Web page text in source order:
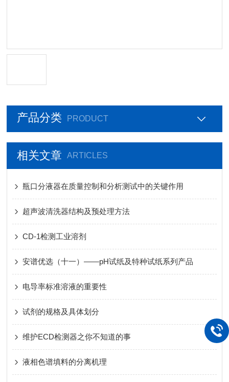
产品分类 PRODUCT
相关文章 ARTICLES
瓶口分液器在质量控制和分析测试中的关键作用
超声波清洗器结构及预处理方法
CD-1检测工业溶剂
安谱优选（十一）——pH试纸及特种试纸系列产品
电导率标准溶液的重要性
试剂的规格及具体划分
维护ECD检测器之你不知道的事
液相色谱填料的分离机理